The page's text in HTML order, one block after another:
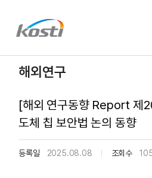
KOSTI 메인 페이
해외연구
[해외 연구동향 Report 제
도체 칩 보안법 논의 동향
등록일 2025.08.08 조회수